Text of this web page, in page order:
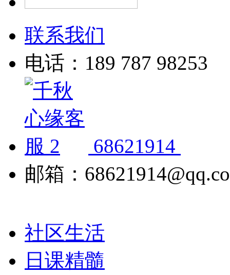
联系我们
电话：189 787 98253
68621914
邮箱：
社区生活
日课精髓